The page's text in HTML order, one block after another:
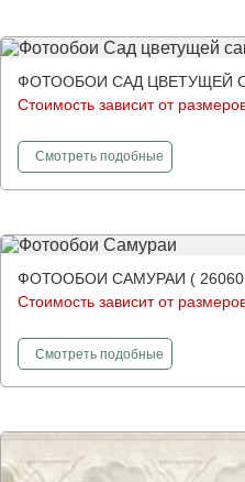
ФОТООБОИ САД ЦВЕТУЩЕЙ
Стоимость зависит от
Смотретьфотообои
подобные
ФОТООБОИ САМУРАИ ( 26060
Стоимость зависит от
Смотретьфотообои
подобные